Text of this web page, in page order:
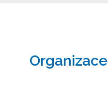
Organizace